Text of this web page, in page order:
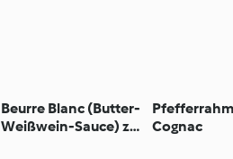
Beurre Blanc (Butter-
Weißwein-Sauce) zu
Cognac